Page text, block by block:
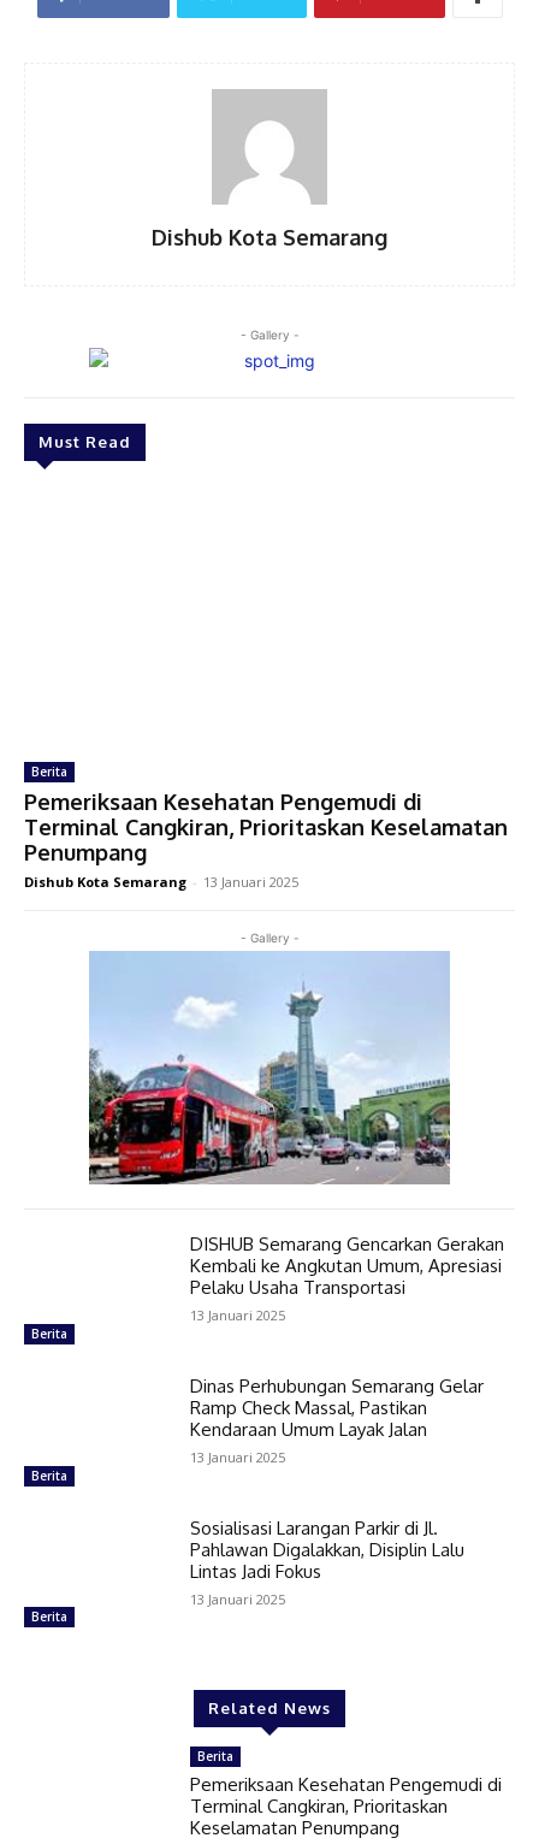
Dishub Kota Semarang
- Gallery -
Must Read
Berita
Pemeriksaan Kesehatan Pengemudi di
Terminal Cangkiran, Prioritaskan Keselamatan
Penumpang
Dishub Kota Semarang - 13 Januari 2025
- Gallery -
Berita
DISHUB Semarang Gencarkan Gerakan
Kembali ke Angkutan Umum, Apresiasi
Pelaku Usaha Transportasi
13 Januari 2025
Berita
Dinas Perhubungan Semarang Gelar
Ramp Check Massal, Pastikan
Kendaraan Umum Layak Jalan
13 Januari 2025
Berita
Sosialisasi Larangan Parkir di Jl.
Pahlawan Digalakkan, Disiplin Lalu
Lintas Jadi Fokus
13 Januari 2025
Related News
Berita
Pemeriksaan Kesehatan Pengemudi di
Terminal Cangkiran, Prioritaskan
Keselamatan Penumpang